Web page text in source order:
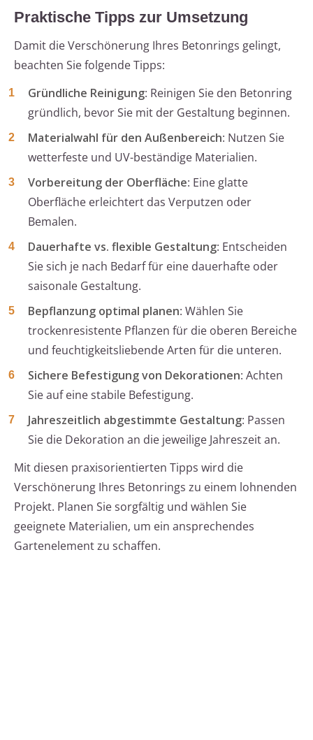
Praktische Tipps zur Umsetzung
Damit die Verschönerung Ihres Betonrings gelingt,
beachten Sie folgende Tipps:
Gründliche Reinigung: Reinigen Sie den Betonring
gründlich, bevor Sie mit der Gestaltung beginnen.
Materialwahl für den Außenbereich: Nutzen Sie
wetterfeste und UV-beständige Materialien.
Vorbereitung der Oberfläche: Eine glatte
Oberfläche erleichtert das Verputzen oder
Bemalen.
Dauerhafte vs. flexible Gestaltung: Entscheiden
Sie sich je nach Bedarf für eine dauerhafte oder
saisonale Gestaltung.
Bepflanzung optimal planen: Wählen Sie
trockenresistente Pflanzen für die oberen Bereiche
und feuchtigkeitsliebende Arten für die unteren.
Sichere Befestigung von Dekorationen: Achten
Sie auf eine stabile Befestigung.
Jahreszeitlich abgestimmte Gestaltung: Passen
Sie die Dekoration an die jeweilige Jahreszeit an.
Mit diesen praxisorientierten Tipps wird die
Verschönerung Ihres Betonrings zu einem lohnenden
Projekt. Planen Sie sorgfältig und wählen Sie
geeignete Materialien, um ein ansprechendes
Gartenelement zu schaffen.